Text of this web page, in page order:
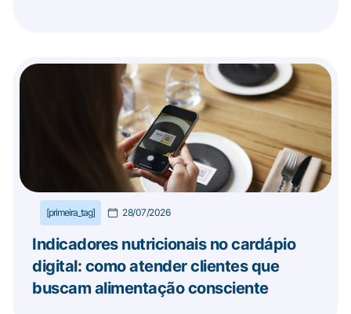
[primeira_tag] 28/07/2026
Indicadores nutricionais no cardápio
digital: como atender clientes que
buscam alimentação consciente